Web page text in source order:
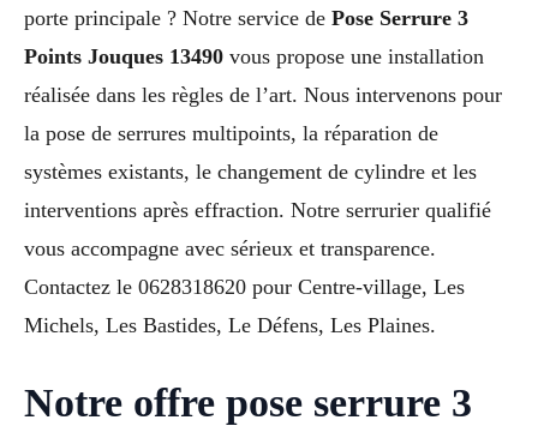
porte principale ? Notre service de Pose Serrure 3
Points Jouques 13490 vous propose une installation
réalisée dans les règles de l’art. Nous intervenons pour
la pose de serrures multipoints, la réparation de
systèmes existants, le changement de cylindre et les
interventions après effraction. Notre serrurier qualifié
vous accompagne avec sérieux et transparence.
Contactez le 0628318620 pour Centre-village, Les
Michels, Les Bastides, Le Défens, Les Plaines.
Notre offre pose serrure 3